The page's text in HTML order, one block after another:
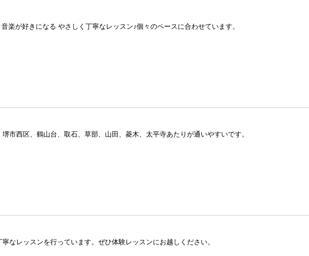
楽が好きになる やさしく丁寧なレッスン♪個々のペースに合わせています。
市西区、鶴山台、取石、草部、山田、菱木、太平寺あたりが通いやすいです。
なレッスンを行っています。ぜひ体験レッスンにお越しください。